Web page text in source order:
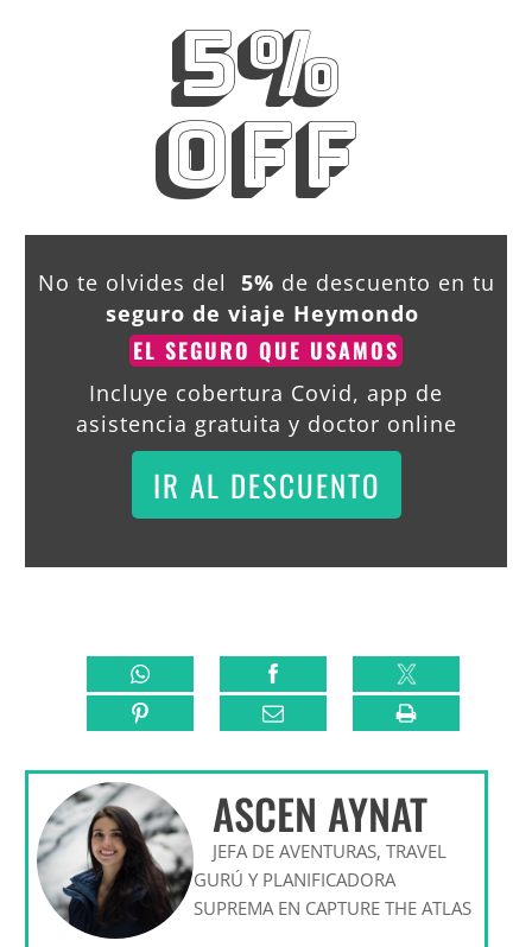
5%
OFF
No te olvides del 5% de descuento en tu
seguro de viaje Heymondo
EL SEGURO QUE USAMOS
Incluye cobertura Covid, app de
asistencia gratuita y doctor online
IR AL DESCUENTO
ASCEN AYNAT
JEFA DE AVENTURAS, TRAVEL
GURÚ Y PLANIFICADORA
SUPREMA EN CAPTURE THE ATLAS